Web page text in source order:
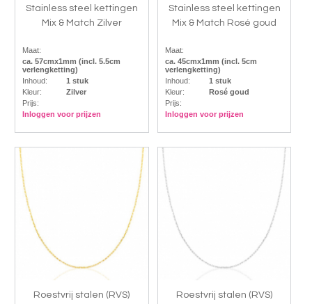
Stainless steel kettingen
Mix & Match Zilver
Maat:
ca. 57cmx1mm (incl. 5.5cm
verlengketting)
Inhoud:
1 stuk
Kleur:
Zilver
Prijs:
Inloggen voor prijzen
Stainless steel kettingen
Mix & Match Rosé goud
Maat:
ca. 45cmx1mm (incl. 5cm
verlengketting)
Inhoud:
1 stuk
Kleur:
Rosé goud
Prijs:
Inloggen voor prijzen
Roestvrij stalen (RVS)
Roestvrij stalen (RVS)